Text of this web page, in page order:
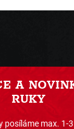
A
RUKY
posíláme max. 1-